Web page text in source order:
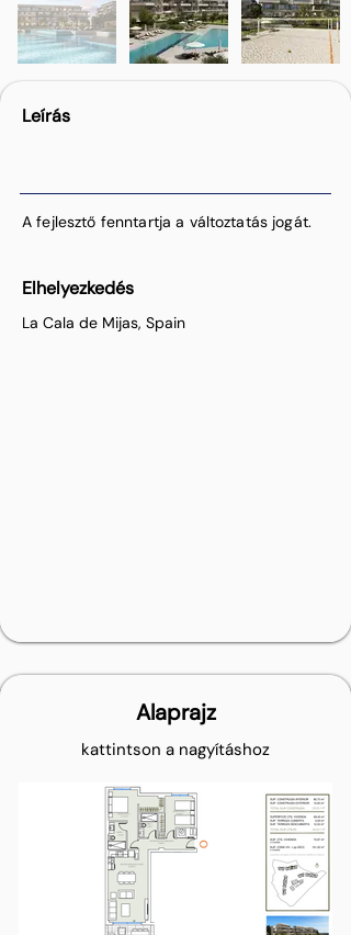
Leírás
A fejlesztő fenntartja a változtatás jogát.
Elhelyezkedés
La Cala de Mijas, Spain
Alaprajz
kattintson a nagyításhoz